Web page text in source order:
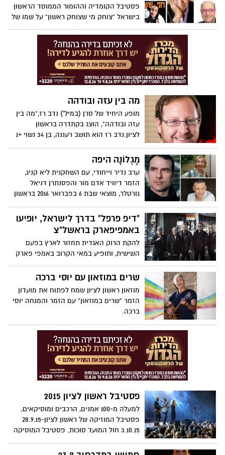
פסטיבל הקומדיה וההומור הממוסד הראשון
בישראל "צוחק מי שצוחק ראשון" על שמו של
ספי ריבלין ייערך בפורים בין התאריכים 23 עד
26 במרץ 2016 במספר נקודות מרכזיות ברחבי
העיר ראשון לציון.
מה בין עזה ובודהה
מופע היחיד של סרן (במיל') נדב רז,"מה בין
עזה ובודהה", הוצג בקתדרה בראשון
לציון.נדב רז הוא תושב רעננה, בן 34 נשוי +1
ומחבר המופע "מה בין עזה ובודהה?"
מָגֵלוֹנֶה היפה
ערב נדיר וייחודי, עם השחקנית ליא קניג,
הזמר דיוויד אדם מור והפסנתרן דניאל
גורטלר, מוצאי שבת 6 בפברואר 2016 בראשון
"דיפ פרפל" בדרך לישראל, יופיעו
באמפיפארק בראשל"צ
להקת הרוק האגדית תחזור לארץ בפעם
השישית, ותופיע במאי הקרוב באמפי פארק
בראשון לציון. מחירי הכרטיסים: בין 290 ל-690
שקלים
שרים במוזאון עם יוסי ברכה
מוזאון ראשון לציון שמח לפתוח את מועדון
הזמר "שרים במוזאון" עם הזמר והמנחה יוסי
ברכה.
פסטיבל ראשון לציון 2015
למעלה מ-100 אמנים, הרכבים ומוסיקאים,
פסטיבל המוזיקה של ראשון לציון28.9.15-
3.10.15 חול המועד סוכות. פסטיבל המוסיקה
שנתו ה-28 מופק על ידי החברה העירונית